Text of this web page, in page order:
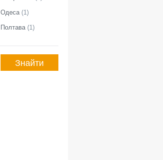
Одеса(1)
Полтава(1)
Знайти